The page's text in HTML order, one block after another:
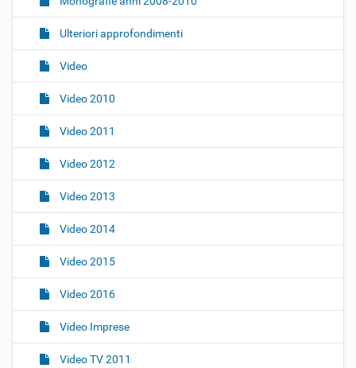
Ulteriori approfondimenti
Video
Video 2010
Video 2011
Video 2012
Video 2013
Video 2014
Video 2015
Video 2016
Video Imprese
Video TV 2011